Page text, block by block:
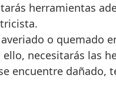
herramientas
o quemado
necesitarás las
encuentre dañado,